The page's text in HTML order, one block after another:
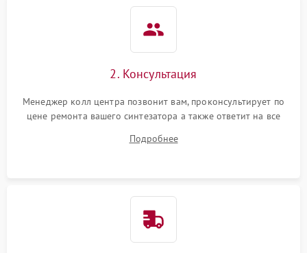
2. Консультация
Менеджер колл центра позвонит вам, проконсультирует по
цене ремонта вашего синтезатора а также ответит на все
Подробнее